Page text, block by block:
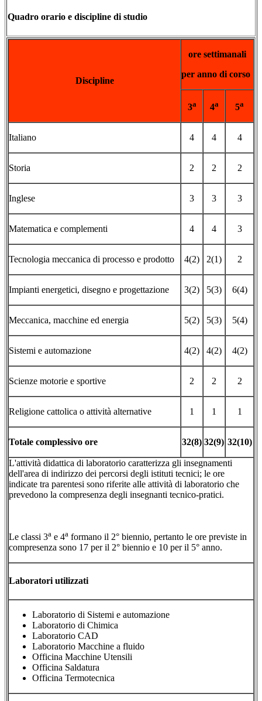
Quadro orario e discipline di studio
Discipline
ore settimanali
per anno di corso
3a 4a 5a
Italiano 4 4 4
Storia 2 2 2
Inglese 3 3 3
Matematica e complementi 4 4 3
Tecnologia meccanica di processo e prodotto 4(2) 2(1) 2
Impianti energetici, disegno e progettazione 3(2) 5(3) 6(4)
Meccanica, macchine ed energia 5(2) 5(3) 5(4)
Sistemi e automazione 4(2) 4(2) 4(2)
Scienze motorie e sportive 2 2 2
Religione cattolica o attività alternative 1 1 1
Totale complessivo ore 32(8) 32(9) 32(10)
L'attività didattica di laboratorio caratterizza gli insegnamenti
dell'area di indirizzo dei percorsi degli istituti tecnici; le ore
indicate tra parentesi sono riferite alle attività di laboratorio che
prevedono la compresenza degli insegnanti tecnico-pratici.
Le classi 3a e 4a formano il 2° biennio, pertanto le ore previste in
compresenza sono 17 per il 2° biennio e 10 per il 5° anno.
Laboratori utilizzati
Laboratorio di Sistemi e automazione
Laboratorio di Chimica
Laboratorio CAD
Laboratorio Macchine a fluido
Officina Macchine Utensili
Officina Saldatura
Officina Termotecnica